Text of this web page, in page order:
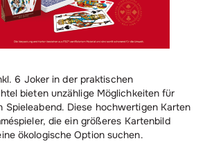
6 Joker in der praktischen
bieten unzählige Möglichkeiten für
Spieleabend. Diese hochwertigen Karten
die ein größeres Kartenbild
ökologische Option suchen.